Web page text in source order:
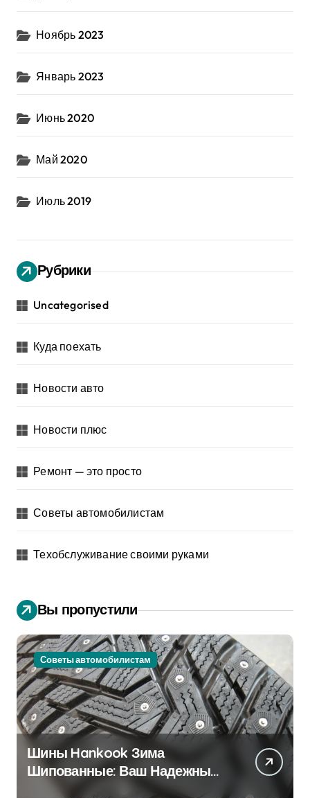
Ноябрь 2023
Январь 2023
Июнь 2020
Май 2020
Июль 2019
Рубрики
Uncategorised
Куда поехать
Новости авто
Новости плюс
Ремонт — это просто
Советы автомобилистам
Техобслуживание своими руками
Вы пропустили
Советы автомобилистам
Шины Hankook Зима
Шипованные: Ваш Надежный
Партнёр на Снежных Дорогах